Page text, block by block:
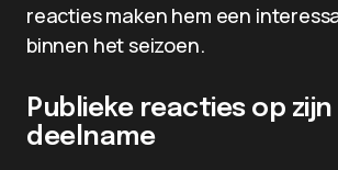
reacties maken hem een
binnen het seizoen.
Publieke reacties op zijn
deelname